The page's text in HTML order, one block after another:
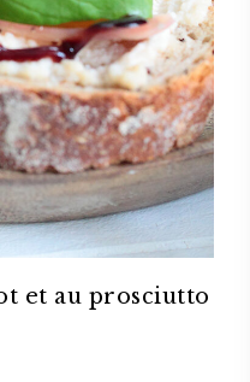
et au prosciutto